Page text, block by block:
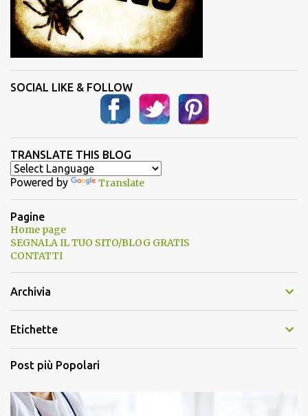
SOCIAL LIKE & FOLLOW
TRANSLATE THIS BLOG
Powered by Translate
Pagine
Home page
SEGNALA IL TUO SITO/BLOG GRATIS
CONTATTI
Archivia
Etichette
Post più Popolari